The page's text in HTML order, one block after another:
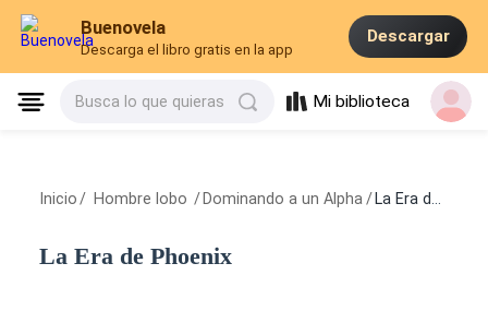
Buenovela
Descarga el libro gratis en la app
Descargar
Busca lo que quieras Mi biblioteca
Inicio / Hombre lobo / Dominando a un Alpha / La Era de Phoenix
La Era de Phoenix